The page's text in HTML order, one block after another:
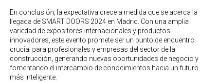
En conclusión, la expectativa crece a medida que se acerca la
llegada de SMART DOORS 2024 en Madrid. Con una amplia
variedad de expositores internacionales y productos
innovadores, este evento promete ser un punto de encuentro
crucial para profesionales y empresas del sector de la
construcción, generando nuevas oportunidades de negocio y
fomentando el intercambio de conocimientos hacia un futuro
más inteligente.